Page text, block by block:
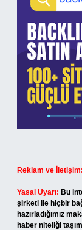
Reklam ve İletişim:
Yasal Uyarı: Bu
şirketi ile hiçbir
hazırladığımız
haber niteliği